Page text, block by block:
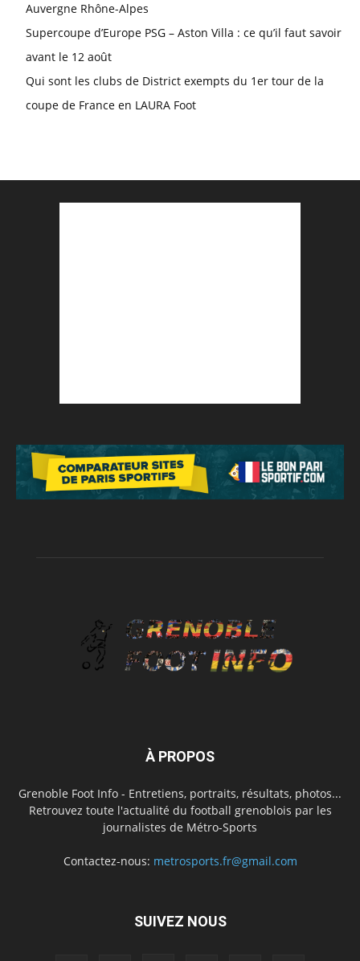
Auvergne Rhône-Alpes
Supercoupe d’Europe PSG – Aston Villa : ce qu’il faut savoir
avant le 12 août
Qui sont les clubs de District exempts du 1er tour de la
coupe de France en LAURA Foot
À PROPOS
Grenoble Foot Info - Entretiens, portraits, résultats, photos...
Retrouvez toute l'actualité du football grenoblois par les
journalistes de Métro-Sports
Contactez-nous: metrosports.fr@gmail.com
SUIVEZ NOUS